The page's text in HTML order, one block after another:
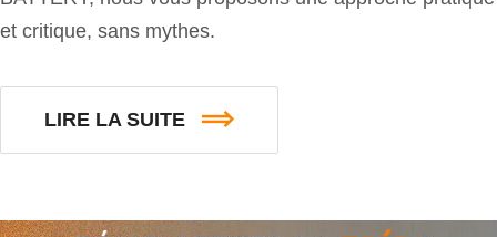
et critique, sans mythes.
LIRE LA SUITE